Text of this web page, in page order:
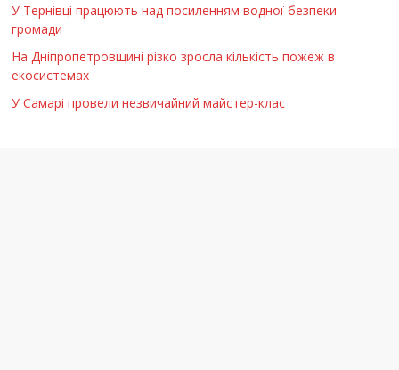
У Тернівці працюють над посиленням водної безпеки
громади
На Дніпропетровщині різко зросла кількість пожеж в
екосистемах
У Самарі провели незвичайний майстер-клас